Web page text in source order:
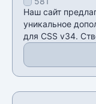
Наш сайт
уникальное
для CSS v34.